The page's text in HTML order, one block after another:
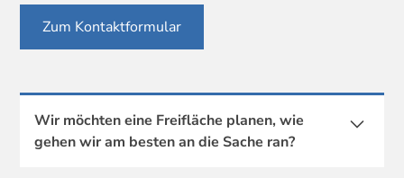
Zum Kontaktformular
Wir möchten eine Freifläche planen, wie
gehen wir am besten an die Sache ran?